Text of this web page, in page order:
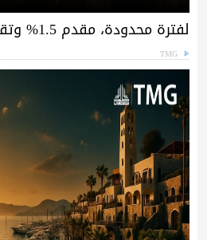
لفترة محدودة، مقدم 1.5% وتقسيط حتى 15 سنة
TMG